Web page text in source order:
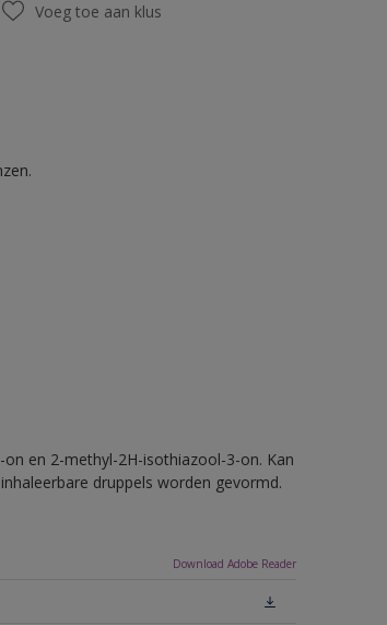
Voeg toe aan klus
en 2-methyl-2H-isothiazool-3-on. Kan
druppels worden gevormd.
Download Adobe Reader